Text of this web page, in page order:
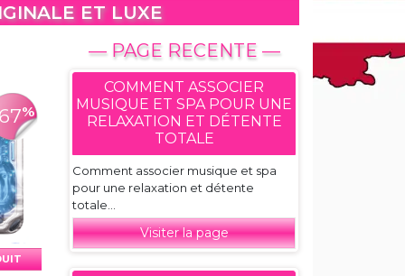
ET LUXE
%
— PAGE RECENTE —
COMMENT ASSOCIER
MUSIQUE ET SPA POUR UNE
RELAXATION ET DÉTENTE
TOTALE
Comment associer musique et spa
pour une relaxation et détente
totale...
Visiter la page